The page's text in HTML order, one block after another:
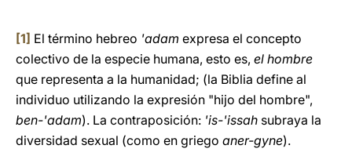
[1] El término hebreo 'adam expresa el concepto
colectivo de la especie humana, esto es, el hombre
que representa a la humanidad; (la Biblia define al
individuo utilizando la expresión "hijo del hombre",
ben-'adam). La contraposición: 'is-'issah subraya la
diversidad sexual (como en griego aner-gyne).